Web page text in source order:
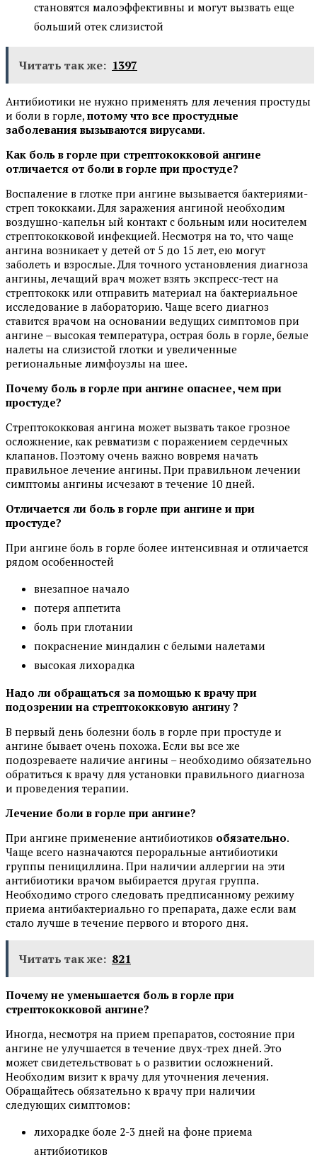
становятся малоэффективны и могут вызвать еще
больший отек слизистой
Читать так же: 1397
Антибиотики не нужно применять для лечения простуды
и боли в горле, потому что все простудные
заболевания вызываются вирусами.
Как боль в горле при стрептококковой ангине
отличается от боли в горле при простуде?
Воспаление в глотке при ангине вызывается бактериями-
стреп тококками. Для заражения ангиной необходим
воздушно-капельн ый контакт с больным или носителем
стрептококковой инфекцией. Несмотря на то, что чаще
ангина возникает у детей от 5 до 15 лет, ею могут
заболеть и взрослые. Для точного установления диагноза
ангины, лечащий врач может взять экспресс-тест на
стрептококк или отправить материал на бактериальное
исследование в лабораторию. Чаще всего диагноз
ставится врачом на основании ведущих симптомов при
ангине – высокая температура, острая боль в горле, белые
налеты на слизистой глотки и увеличенные
региональные лимфоузлы на шее.
Почему боль в горле при ангине опаснее, чем при
простуде?
Стрептококковая ангина может вызвать такое грозное
осложнение, как ревматизм с поражением сердечных
клапанов. Поэтому очень важно вовремя начать
правильное лечение ангины. При правильном лечении
симптомы ангины исчезают в течение 10 дней.
Отличается ли боль в горле при ангине и при
простуде?
При ангине боль в горле более интенсивная и отличается
рядом особенностей
внезапное начало
потеря аппетита
боль при глотании
покраснение миндалин с белыми налетами
высокая лихорадка
Надо ли обращаться за помощью к врачу при
подозрении на стрептококковую ангину ?
В первый день болезни боль в горле при простуде и
ангине бывает очень похожа. Если вы все же
подозреваете наличие ангины – необходимо обязательно
обратиться к врачу для установки правильного диагноза
и проведения терапии.
Лечение боли в горле при ангине?
При ангине применение антибиотиков обязательно.
Чаще всего назначаются пероральные антибиотики
группы пенициллина. При наличии аллергии на эти
антибиотики врачом выбирается другая группа.
Необходимо строго следовать предписанному режиму
приема антибактериально го препарата, даже если вам
стало лучше в течение первого и второго дня.
Читать так же: 821
Почему не уменьшается боль в горле при
стрептококковой ангине?
Иногда, несмотря на прием препаратов, состояние при
ангине не улучшается в течение двух-трех дней. Это
может свидетельствоват ь о развитии осложнений.
Необходим визит к врачу для уточнения лечения.
Обращайтесь обязательно к врачу при наличии
следующих симптомов:
лихорадке боле 2-3 дней на фоне приема
антибиотиков